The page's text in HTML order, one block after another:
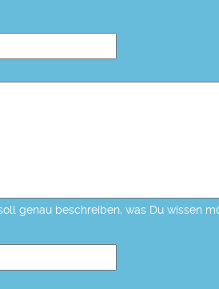
genau beschreiben, was Du wissen